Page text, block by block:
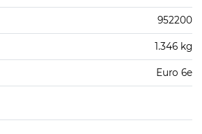
952200
1.346 kg
Euro 6e